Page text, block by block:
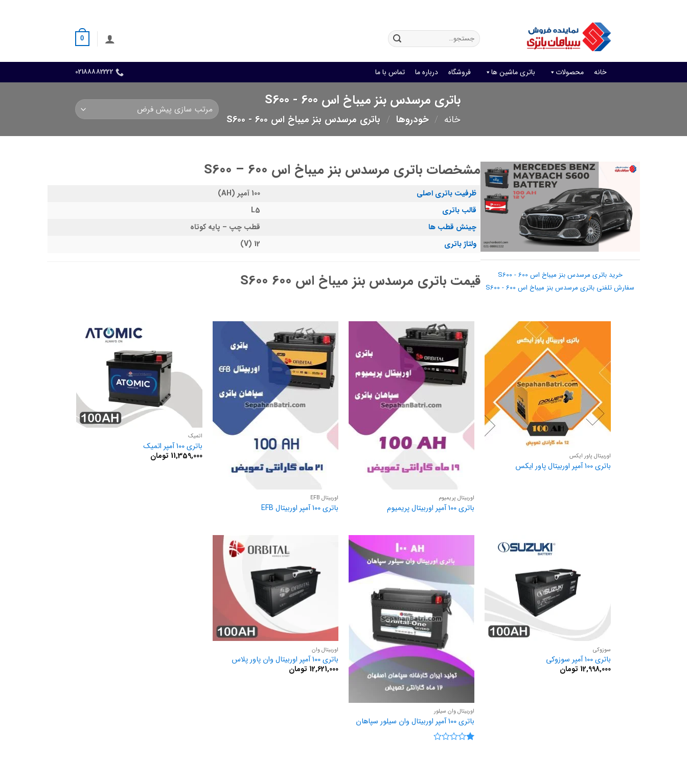
جستجو
برای:
0
خانه محصولات باتری ماشین ها فروشگاه درباره ما تماس با ما 02188882222
باتری مرسدس بنز میباخ اس 600 - S600
خانه / خودروها / باتری مرسدس بنز میباخ اس 600 - S600
خرید باتری مرسدس بنز میباخ اس 600 - S600
سفارش تلفنی باتری مرسدس بنز میباخ اس 600 - S600
مشخصات باتری مرسدس بنز میباخ اس 600 – S600
ظرفیت باتری اصلی
100 آمپر (AH)
قالب باتری
L5
چینش قطب ها
قطب چپ – پایه کوتاه
ولتاژ باتری
12 (V)
قیمت باتری مرسدس بنز میباخ اس 600 S600
اوربیتال پاور ایکس
باتری 100 آمپر اوربیتال پاور ایکس
اوربیتال پریمیوم
باتری 100 آمپر اوربیتال پریمیوم
اوربیتال EFB
باتری 100 آمپر اوربیتال EFB
اتمیک
باتری 100 آمپر اتمیک
11,359,000 تومان
سوزوکی
باتری 100 آمپر سوزوکی
12,998,000 تومان
اوربیتال وان سیلور
باتری 100 آمپر اوربیتال وان سیلور سپاهان
اوربیتال وان
باتری 100 آمپر اوربیتال وان پاور پلاس
12,621,000 تومان